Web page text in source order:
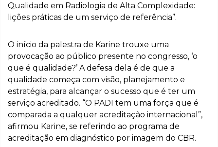
Qualidade em Radiologia de Alta Complexidade:
lições práticas de um serviço de referência”.
O início da palestra de Karine trouxe uma
provocação ao público presente no congresso, ‘o
que é qualidade?’ A defesa dela é de que a
qualidade começa com visão, planejamento e
estratégia, para alcançar o sucesso que é ter um
serviço acreditado. “O PADI tem uma força que é
comparada a qualquer acreditação internacional”,
afirmou Karine, se referindo ao programa de
acreditação em diagnóstico por imagem do CBR.